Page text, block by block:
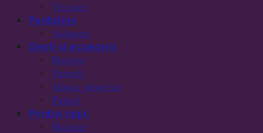
Tricouri
Pantaloni
Salopete
Genti si accesorii
Borsete
Pantofi
Masca protectie
Palarii
Pentru copii
Hainute